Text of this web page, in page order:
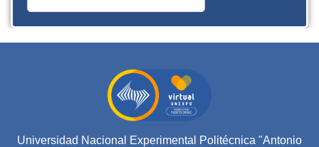
Universidad Nacional Experimental Politécnica "Antonio